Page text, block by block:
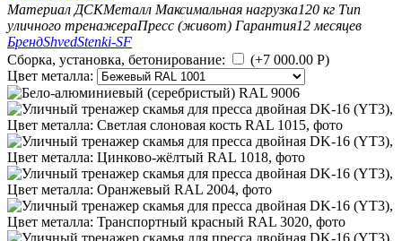
Материал ДСКМеталл Максимальная нагрузка120 кг Тип
уличного тренажераПресс (живот) Гарантия12 месяцев
БрендShvedStenki-SF
Сборка, установка, бетонирование:
(+7 000.00 Р)
Цвет металла: